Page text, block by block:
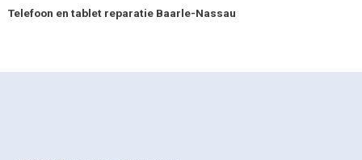
Telefoon en tablet reparatie Baarle-Nassau